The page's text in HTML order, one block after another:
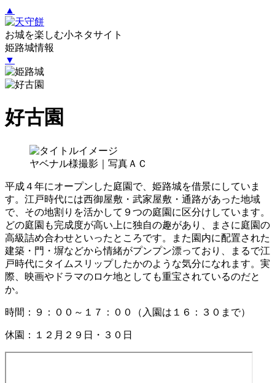
▲
お城を楽しむ小ネタサイト
姫路城情報
▼
好古園
ヤベナル様撮影｜写真ＡＣ
平成４年にオープンした庭園で、姫路城を借景にしていま
す。江戸時代には西御屋敷・武家屋敷・通路があった地域
で、その地割りを活かして９つの庭園に区分けしています。
どの庭園も完成度が高い上に独自の趣があり、まさに庭園の
高級詰め合わせといったところです。また園内に配置された
建築・門・塀などから情緒がプンプン漂っており、まるで江
戸時代にタイムスリップしたかのような気分になれます。実
際、映画やドラマのロケ地としても重宝されているのだと
か。
時間：９：００～１７：００（入園は１６：３０まで）
休園：１２月２９日・３０日